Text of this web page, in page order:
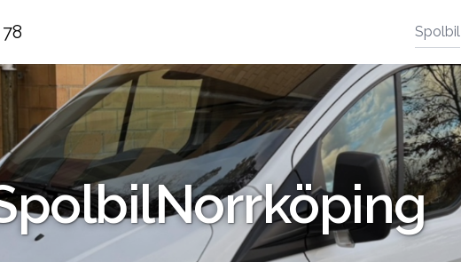
Spolbil
Norrköping